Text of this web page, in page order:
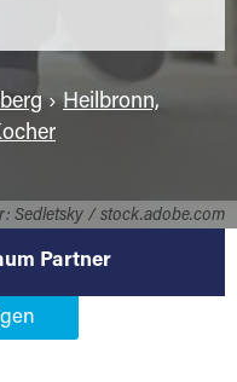
Sedletsky / stock.adobe.com
› Heilbronn,
Partner
Partner in